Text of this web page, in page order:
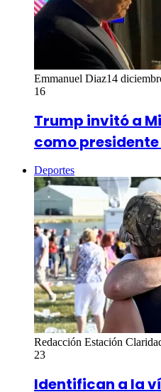
Emmanuel Diaz14
16
Trump invitó a
como presidente
Deportes
Redacción Estación
23
Identifican a la